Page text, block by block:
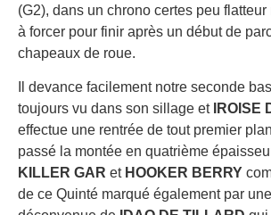
(G2), dans un chrono certes peu flatteur
à forcer pour finir après un début de
chapeaux de roue.
Il devance facilement notre seconde
toujours vu dans son sillage et IROISE
effectue une rentrée de tout premier
passé la montée en quatrième
KILLER GAR et HOOKER BERRY
de ce Quinté marqué également par